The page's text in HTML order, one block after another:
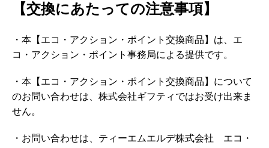
【交換にあたっての注意事項】
・本【エコ・アクション・ポイント交換商品】は、エ
コ・アクション・ポイント事務局による提供です。
・本【エコ・アクション・ポイント交換商品】について
のお問い合わせは、株式会社ギフティではお受け出来ま
せん。
・お問い合わせは、ティーエムエルデ株式会社 エコ・